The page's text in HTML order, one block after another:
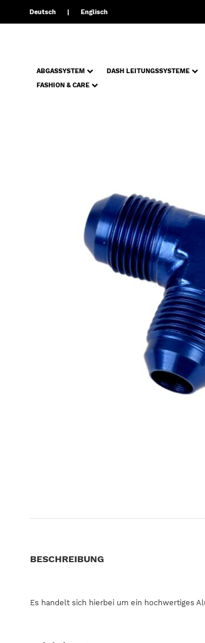
Deutsch Englisch
ABGASSYSTEM DASH LEITUNGSSYSTEME
FASHION & CARE
BESCHREIBUNG
Es handelt sich hierbei um ein hochwertiges